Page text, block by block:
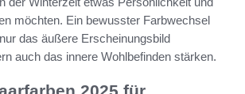
möchten. Ein bewusster Farbwechsel
das äußere Erscheinungsbild
auch das innere Wohlbefinden stärken.